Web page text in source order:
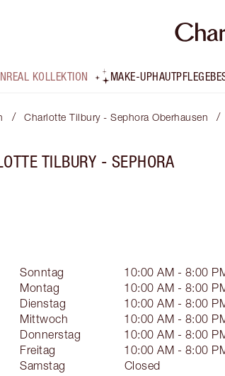
KOLLEKTION MAKE-UPHAUTPFLEGE
/ Charlotte Tilbury - Sephora Oberhausen /
TILBURY - SEPHORA
Sonntag
10:00 AM - 8:00
Montag
10:00 AM - 8:00
Dienstag
10:00 AM - 8:00
Mittwoch
10:00 AM - 8:00
Donnerstag
10:00 AM - 8:00
Freitag
10:00 AM - 8:00
Samstag
Closed